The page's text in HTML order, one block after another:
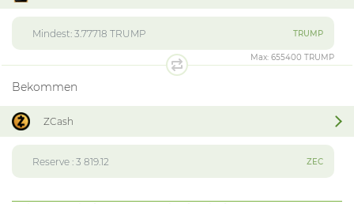
TRUMP
Max: 655400 TRUMP
Bekommen
ZCash
ZEC